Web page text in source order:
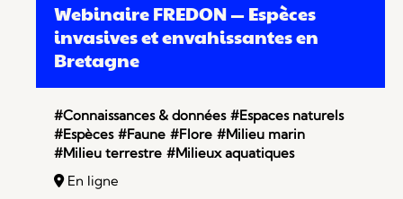
Webinaire FREDON — Espèces
invasives et envahissantes en
Bretagne
#Connaissances & données #Espaces naturels
#Espèces #Faune #Flore #Milieu marin
#Milieu terrestre #Milieux aquatiques
En ligne